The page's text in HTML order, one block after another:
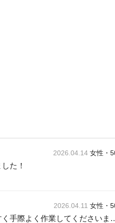
2026.04.14 女性・
た！
2026.04.11 女性・
来てくださった方が感じよく説明もわ